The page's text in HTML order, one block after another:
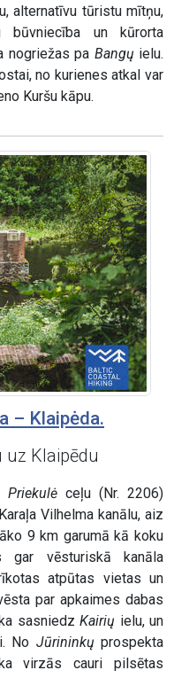
alternatīvu tūristu mītņu,
būvniecība un kūrorta
nogriežas pa Bangų ielu.
no kurienes atkal var
Kuršu kāpu.
– Klaipėda.
uz Klaipēdu
Priekulė ceļu (Nr. 2206)
Vilhelma kanālu, aiz
9 km garumā kā koku
gar vēsturiskā kanāla
atpūtas vietas un
par apkaimes dabas
sasniedzKairių ielu, un
No Jūrininkųprospekta
virzās cauri pilsētas